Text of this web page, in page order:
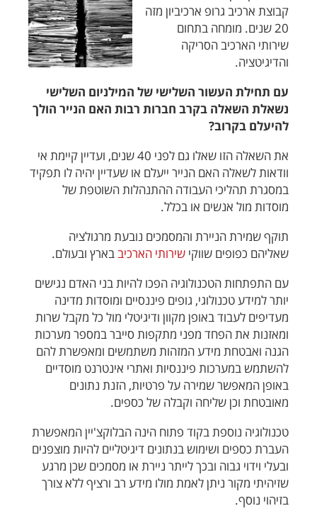
קבוצת ארכיב גרופ ארכיביון מזה
20 שנים. מומחה בתחום
שירותי הארכיב הסריקה
והדיגיטציה.
עם תחילת העשור השלישי של המילניום השלישי
נשאלת השאלה בקרב חברות רבות האם הנייר הולך
להיעלם בקרוב?
את השאלה הזו שאלו גם לפני 40 שנים, ועדיין קיימת אי
וודאות לשאלה האם הנייר ייעלם או שעדיין יהיה לו תפקיד
במסגרת תהליכי העבודה ההתנהלות השוטפת של
מוסדות מול אנשים או בכלל.
תוקף שמירת הניירת והמסמכים נובעת מרגולציה
שאליהם כפופים שווקי שירותי הארכיבבארץ ובעולם.
עם התפתחות הטכנולוגיה הפכו להיות בני האדם נגישים
יותר למידע טכנולוגי, גופים פיננסיים ומוסדות מדינה
מעדיפים לעבוד באופן מקוון ודיגיטלי מול כל מקבל שרות
ומאזנות את הפחד מפני מתקפות סייבר במספר מערכות
הגנה ואבטחת מידע המזהות משתמשים ומאפשרת להם
להשתמש במערכות פיננסיות ואתרי אינטרנט מוסדיים
באופן המאפשר שמירה על פרטיות, הזנת נתונים
מאובטחת וכן שליחה וקבלה של כספים.
טכנולוגיה נוספת בקוד פתוח הינה הבלוקצ'יין המאפשרת
העברת כספים ושימוש בנתונים דיגיטליים להיות מוצפנים
ובעלי וידוי גבוה ובכך לייתר ניירת או מסמכים שכן מרגע
שזיהיתי מקור ניתן לאמת מולו מידע רב ורציף ללא צורך
בזיהוי נוסף.